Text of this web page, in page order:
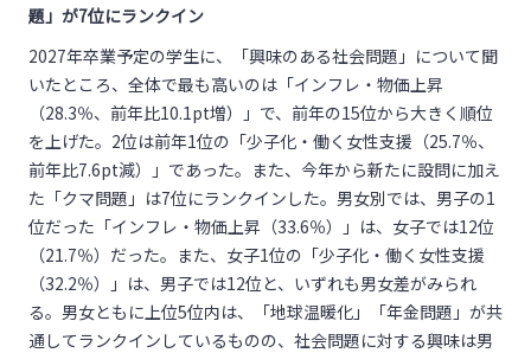
題」が7位にランクイン
2027年卒業予定の学生に、「興味のある社会問題」について聞
いたところ、全体で最も高いのは「インフレ・物価上昇
（28.3％、前年比10.1pt増）」で、前年の15位から大きく順位
を上げた。 2位は前年1位の「少子化・働く女性支援（25.7％、
前年比7.6pt減）」であった。また、今年から新たに設問に加え
た「クマ問題」は7位にランクインした。男女別では、男子の1
位だった「インフレ・物価上昇（33.6％）」は、女子では12位
（21.7％）だった。また、女子1位の「少子化・働く女性支援
（32.2％）」は、男子では12位と、いずれも男女差がみられ
る。男女ともに上位5位内は、「地球温暖化」「年金問題」が共
通してランクインしているものの、社会問題に対する興味は男